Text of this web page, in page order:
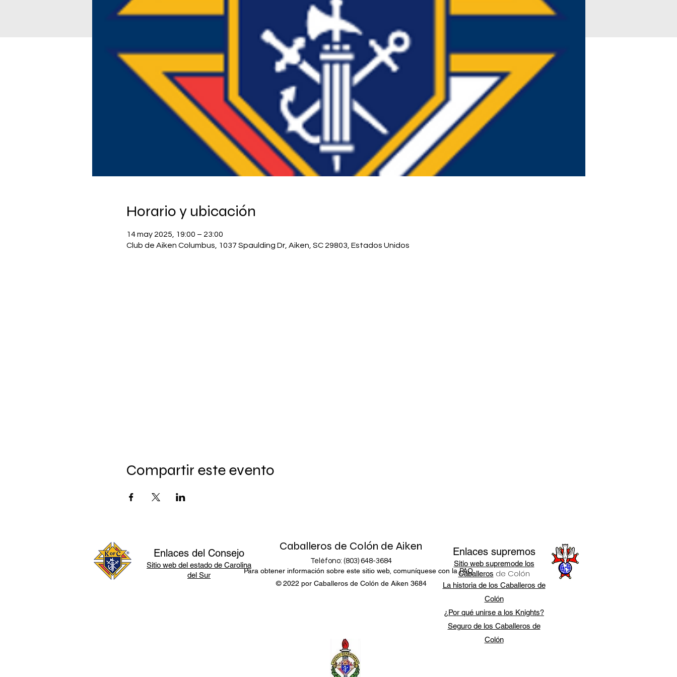
Horario y ubicación
14 may 2025, 19:00 – 23:00
Club de Aiken Columbus, 1037 Spaulding Dr, Aiken, SC 29803, Estados Unidos
Compartir este evento
Enlaces del Consejo
Sitio web del estado de Carolina
del Sur
Caballeros de Colón de Aiken
Teléfono: (803) 648-3684
© 2022 por Caballeros de Colón de Aiken 3684
Enlaces supremos
Sitio web supremode los
Caballeros de Colón
La historia de los Caballeros de
Colón
¿Por qué unirse a los Knights?
Seguro de los Caballeros de
Colón
Para obtener información sobre este sitio web, comuníquese con laPAO